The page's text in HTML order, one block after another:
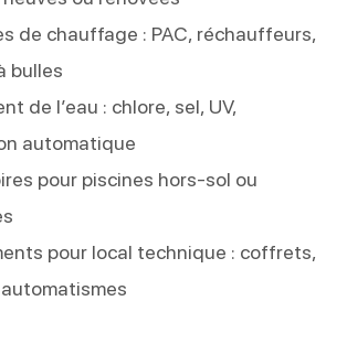
de chauffage : PAC, réchauffeurs,
bulles
de l’eau : chlore, sel, UV,
automatique
pour piscines hors-sol ou
pour local technique : coffrets,